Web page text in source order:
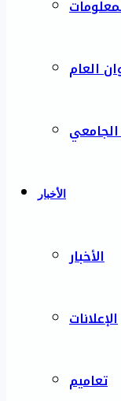
العام
الأخبار
الأخبار
الإعلانات
تعاميم